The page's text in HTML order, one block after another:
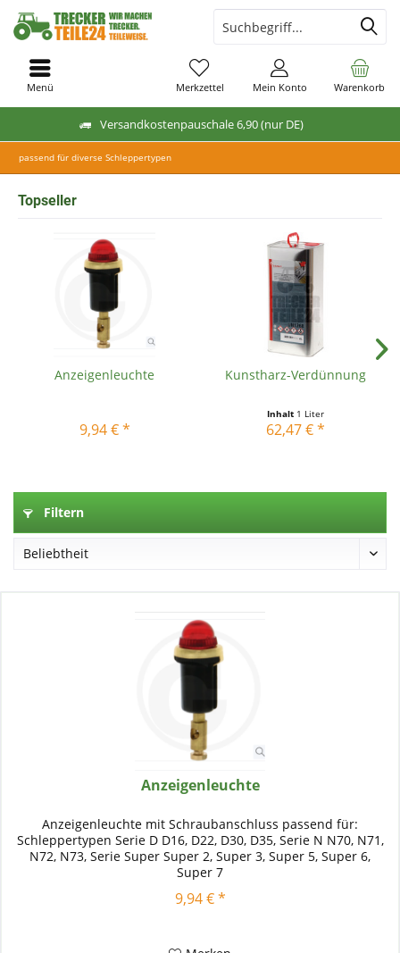
Versandkostenpauschale 6,90 (nur DE)
Warenkorb
Merkzettel Mein Konto
Menü
passend für diverse Schleppertypen
Topseller
Anzeigenleuchte
9,94 € *
Kunstharz-Verdünnung
Inhalt 1 Liter
62,47 € *
Filtern
Anzeigenleuchte
Anzeigenleuchte mit Schraubanschluss passend für:
Schleppertypen Serie D D16, D22, D30, D35, Serie N N70, N71,
N72, N73, Serie Super Super 2, Super 3, Super 5, Super 6,
Super 7
9,94 € *